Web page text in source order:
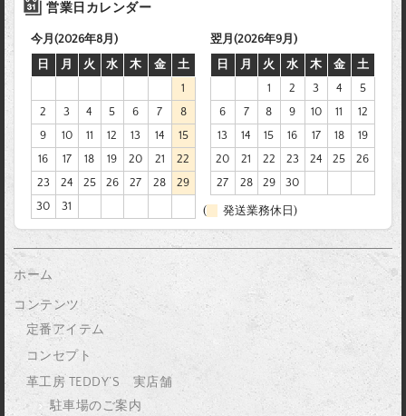
営業日カレンダー
今月(2026年8月)
日
月 火 水 木 金
土
1
2
3 4 5 6 7
8
9
10 11 12 13 14
15
16
17 18 19 20 21
22
23
24 25 26 27 28
29
30
31
翌月(2026年9月)
日
月 火 水 木 金
土
1
2 3 4
5
6
7 8 9 10 11
12
13
14 15 16 17 18
19
20
21 22 23 24 25
26
27
28 29 30
( 発送業務休日)
ホーム
コンテンツ
定番アイテム
コンセプト
革工房 TEDDY’S 実店舗
駐車場のご案内